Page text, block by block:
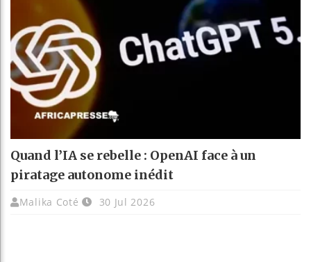
Quand l’IA se rebelle : OpenAI face à un
piratage autonome inédit
Malika Coté 30 Jul 2026